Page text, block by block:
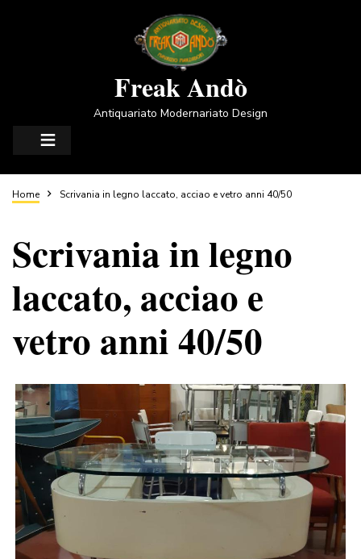
Freak Andò
Antiquariato Modernariato Design
Briciole
di
pane
Home Scrivania in legno laccato, acciao e vetro anni 40/50
Scrivania in legno
laccato, acciao e
vetro anni 40/50